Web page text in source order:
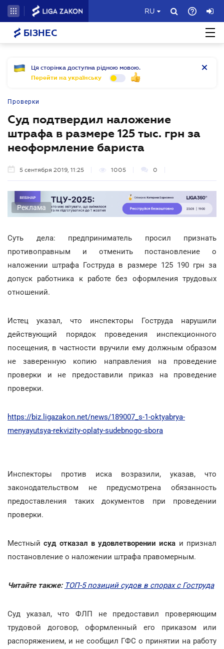
RU
БІЗНЕС
Ця сторінка доступна рідною мовою.
Перейти на українську
Проверки
Суд подтвердил наложение
штрафа в размере 125 тыс. грн за
неоформление бариста
5 сентября 2019, 11:25 1005 0
Реклама
Суть дела: предприниматель просил признать
противоправным и отменить постановление о
наложении штрафа Гоструда в размере 125 190 грн за
допуск работника к работе без оформления трудовых
отношений.
Истец указал, что инспекторы Гоструда нарушили
действующий порядок проведения инспекционного
посещения, в частности вручили ему должным образом
не заверенную копию направления на проведение
проверки и не предоставили приказ на проведение
проверки.
https://biz.ligazakon.net/news/189007_s-1-oktyabrya-
menyayutsya-rekvizity-oplaty-sudebnogo-sbora
Инспекторы против иска возразили, указав, что
законодательством не предусмотрена обязанность
предоставления таких документов при проведении
проверки.
Местныйсуд отказал в удовлетворении иска и признал
постановление о наложении штрафа правомерным.
Читайте также: ТОП-5 позиций судов в спорах с Гоструда
Суд указал, что ФЛП не предоставил проверяющим
трудовой договор, оформленный его приказом или
распоряжением, и не сообщил ГФС о принятии на работу